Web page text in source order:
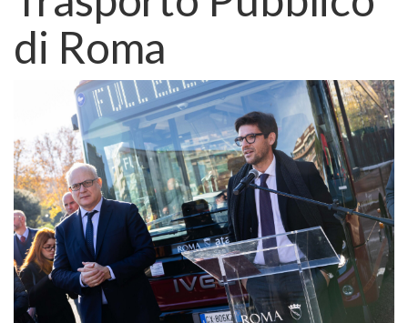
di Roma